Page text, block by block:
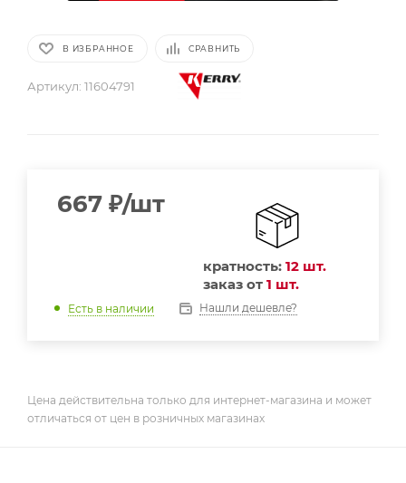
В ИЗБРАННОЕ СРАВНИТЬ
Артикул: 11604791
667 ₽/шт
кратность: 12 шт.
заказ от 1 шт.
Есть в наличии Нашли дешевле?
Цена действительна только для интернет-магазина и может
отличаться от цен в розничных магазинах